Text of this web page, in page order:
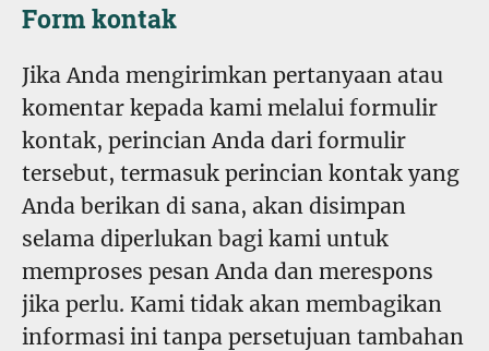
Form kontak
Jika Anda mengirimkan pertanyaan atau
komentar kepada kami melalui formulir
kontak, perincian Anda dari formulir
tersebut, termasuk perincian kontak yang
Anda berikan di sana, akan disimpan
selama diperlukan bagi kami untuk
memproses pesan Anda dan merespons
jika perlu. Kami tidak akan membagikan
informasi ini tanpa persetujuan tambahan